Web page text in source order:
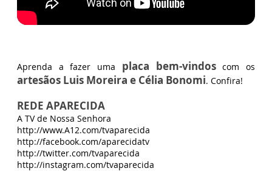
Aprenda a fazer uma placa bem-vindoscom os
artesãos Luis Moreira e Célia Bonomi. Confira!
REDE APARECIDA
A TV de Nossa Senhora
http://www.A12.com/tvaparecida
http://facebook.com/aparecidatv
http://twitter.com/tvaparecida
http://instagram.com/tvaparecida